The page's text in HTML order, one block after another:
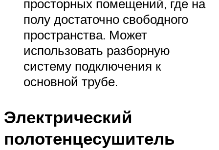
просторных помещений, где на
полу достаточно свободного
пространства. Может
использовать разборную
систему подключения к
основной трубе.
Электрический
полотенцесушитель